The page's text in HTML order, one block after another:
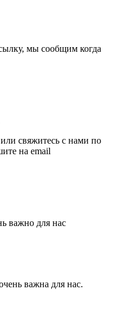
мы сообщим когда
свяжитесь с нами по
на email
важно для нас
важна для нас.